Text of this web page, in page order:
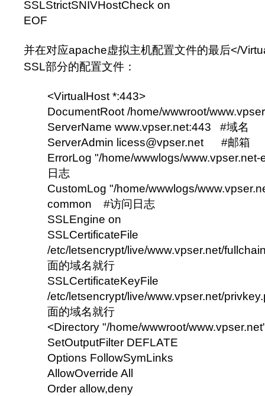
SSLStrictSNIVHostCheck on
EOF
并在对应apache虚拟主机配置文件的最后</
SSL部分的配置文件：
<VirtualHost *:443>
DocumentRoot /home/wwwroot/
ServerName www.vpser.net:443 #域名
ServerAdmin licess@vpser.net #邮箱
ErrorLog "/home/wwwlogs/
日志
CustomLog "/home/wwwlogs/
common #访问日志
SSLEngine on
SSLCertificateFile
/etc/letsencrypt/live/www.vpser.net/
面的域名就行
SSLCertificateKeyFile
/etc/letsencrypt/live/www.vpser.net/
面的域名就行
<Directory "/home/wwwroot/
SetOutputFilter DEFLATE
Options FollowSymLinks
AllowOverride All
Order allow,deny